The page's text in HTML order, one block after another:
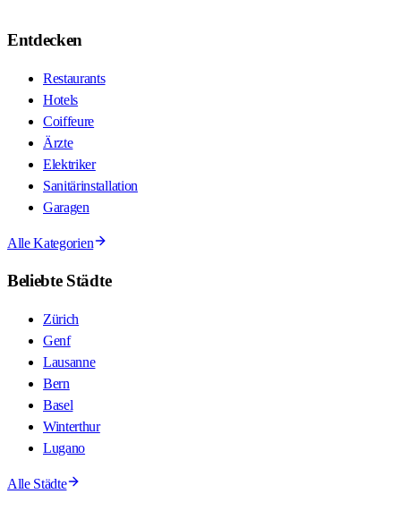
Entdecken
Restaurants
Hotels
Coiffeure
Ärzte
Elektriker
Sanitärinstallation
Garagen
Alle Kategorien
Beliebte Städte
Zürich
Genf
Lausanne
Bern
Basel
Winterthur
Lugano
Alle Städte